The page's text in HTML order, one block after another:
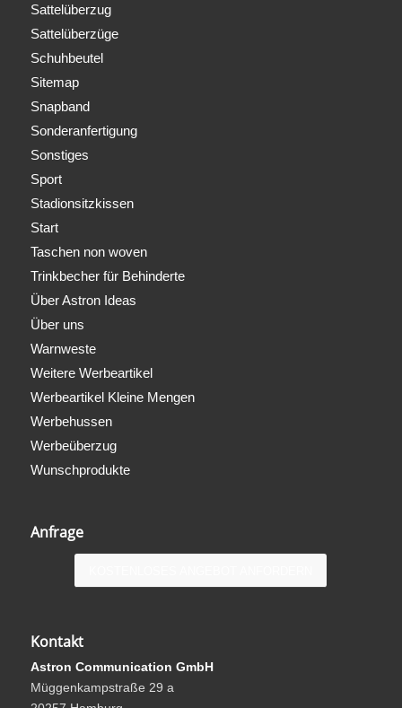
Sattelüberzug
Sattelüberzüge
Schuhbeutel
Sitemap
Snapband
Sonderanfertigung
Sonstiges
Sport
Stadionsitzkissen
Start
Taschen non woven
Trinkbecher für Behinderte
Über Astron Ideas
Über uns
Warnweste
Weitere Werbeartikel
Werbeartikel Kleine Mengen
Werbehussen
Werbeüberzug
Wunschprodukte
Anfrage
Kontakt
Astron Communication GmbH
Müggenkampstraße 29 a